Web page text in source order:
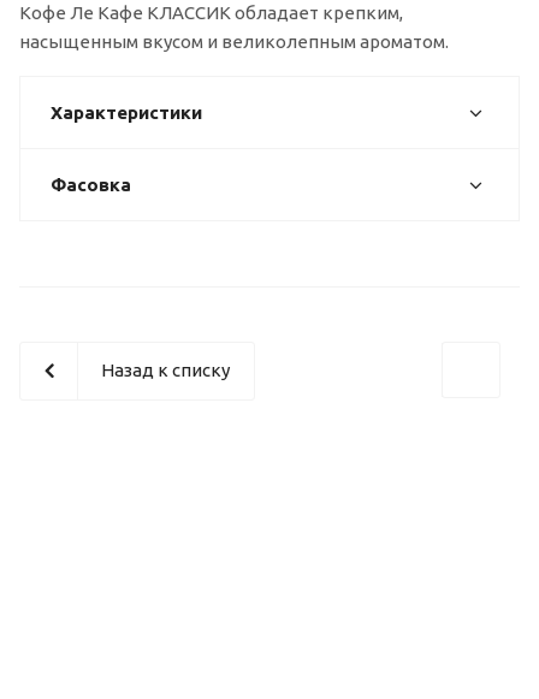
Кофе Ле Кафе КЛАССИК обладает крепким,
насыщенным вкусом и великолепным ароматом.
Характеристики
Фасовка
Назад к списку